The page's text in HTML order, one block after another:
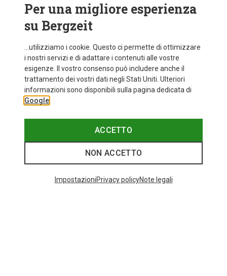
Per una migliore esperienza
su Bergzeit
...utilizziamo i cookie. Questo ci permette di ottimizzare
i nostri servizi e di adattare i contenuti alle vostre
esigenze. Il vostro consenso può includere anche il
trattamento dei vostri dati negli Stati Uniti. Ulteriori
informazioni sono disponibili sulla pagina dedicata di
Google
ACCETTO
NON ACCETTO
ImpostazioniPrivacy policyNote legali